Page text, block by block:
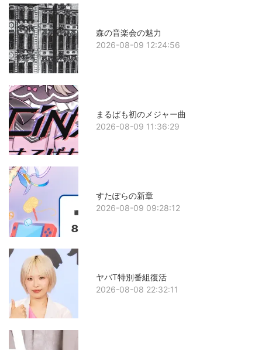
森の音楽会の魅力
2026-08-09 12:24:56
まるぱも初のメジャー曲
2026-08-09 11:36:29
すたぽらの新章
2026-08-09 09:28:12
ヤバT特別番組復活
2026-08-08 22:32:11